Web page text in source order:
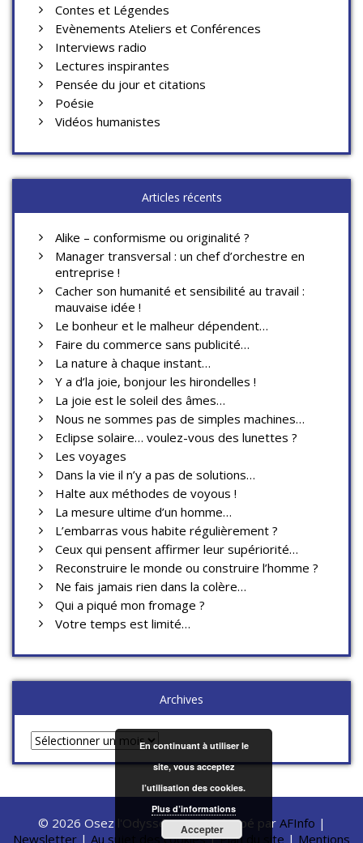
Contes et Légendes
Evènements Ateliers et Conférences
Interviews radio
Lectures inspirantes
Pensée du jour et citations
Poésie
Vidéos humanistes
Articles récents
Alike – conformisme ou originalité ?
Manager transversal : un chef d’orchestre en
entreprise !
Cacher son humanité et sensibilité au travail :
mauvaise idée !
Le bonheur et le malheur dépendent…
Faire du commerce sans publicité…
La nature à chaque instant…
Y a d’la joie, bonjour les hirondelles !
La joie est le soleil des âmes…
Nous ne sommes pas de simples machines…
Eclipse solaire… voulez-vous des lunettes ?
Les voyages
Dans la vie il n’y a pas de solutions…
Halte aux méthodes de voyous !
La mesure ultime d’un homme…
L’embarras vous habite régulièrement ?
Ceux qui pensent affirmer leur supériorité…
Reconstruire le monde ou construire l’homme ?
Ne fais jamais rien dans la colère…
Qui a piqué mon fromage ?
Votre temps est limité…
Archives
Archives
© 2026 Osez l'Odyssée ! | Développé par AFInfo |
Newsletter | Au sujet des cookies|Plan du site | Mentions
En continuant à utiliser le
site, vous acceptez
l’utilisation des cookies.
Plus d’informations
Accepter